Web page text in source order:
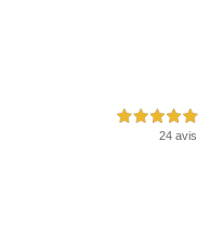
5,0 étoiles sur 5
24 avis